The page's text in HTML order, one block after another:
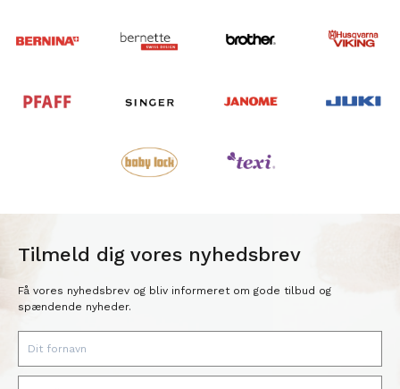
Tilmeld dig vores nyhedsbrev
Få vores nyhedsbrev og bliv informeret om gode tilbud og
spændende nyheder.